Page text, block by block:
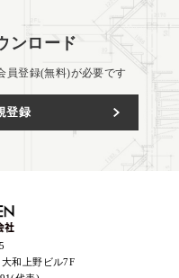
ンロード
員登録(無料)が必要です
登録
和上野ビル7F